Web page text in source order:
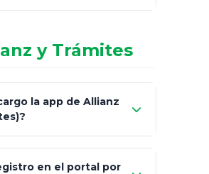
asesores informales en
redes sociales.
netWorth (Certificado)
Estrategia Art. 151 / 93
y Trámites
la app de Allianz
en el portal por